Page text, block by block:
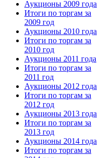
Аукционы 2009 года
Итоги по торгам за
2009 год
Аукционы 2010 года
Итоги по торгам за
2010 год
Аукционы 2011 года
Итоги по торгам за
2011 год
Аукционы 2012 года
Итоги по торгам за
2012 год
Аукционы 2013 года
Итоги по торгам за
2013 год
Аукционы 2014 года
Итоги по торгам за